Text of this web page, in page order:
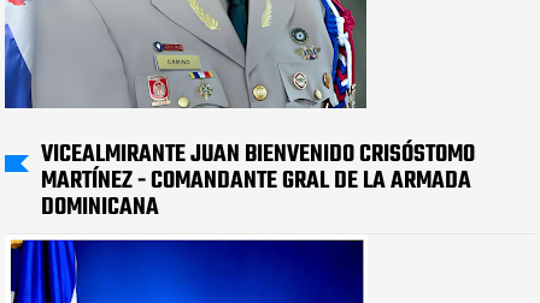
VICEALMIRANTE JUAN BIENVENIDO CRISÓSTOMO
MARTÍNEZ - COMANDANTE GRAL DE LA ARMADA
DOMINICANA